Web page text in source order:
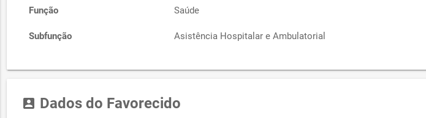
Função Saúde
Subfunção Asistência Hospitalar e Ambulatorial
account_box Dados do Favorecido